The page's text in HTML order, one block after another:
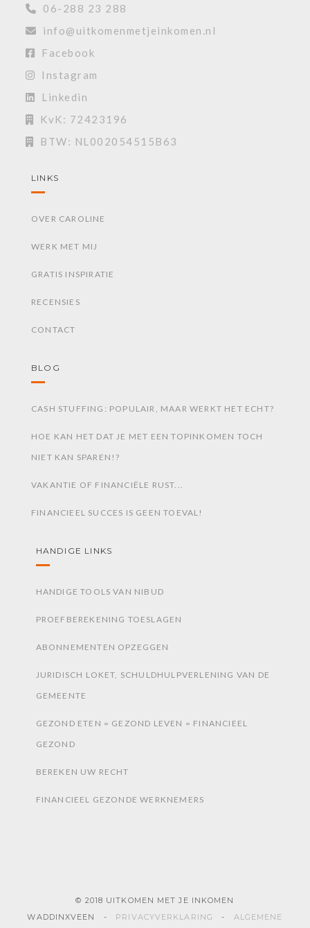
06-288 23 288
info@uitkomenmetjeinkomen.nl
Facebook
Instagram
Linkedin
KvK: 72423196
BTW: NL002054515B63
LINKS
OVER CAROLINE
WERK MET MIJ
GRATIS INSPIRATIE
RECENSIES
CONTACT
BLOG
CASH STUFFING: POPULAIR, MAAR WERKT HET ECHT?
HOE KAN HET DAT JE MET EEN TOPINKOMEN TOCH
NIET KAN SPAREN!?
VAKANTIE OF FINANCIËLE RUST...
FINANCIEEL SUCCES IS GEEN TOEVAL!
HANDIGE LINKS
HANDIGE TOOLS VAN NIBUD
PROEFBEREKENING TOESLAGEN
ABONNEMENTEN OPZEGGEN
JURIDISCH LOKET, SCHULDHULPVERLENING VAN DE
GEMEENTE
GEZOND ETEN = GEZOND LEVEN = FINANCIEEL
GEZOND
BEREKEN UW RECHT
FINANCIEEL GEZONDE WERKNEMERS
© 2018 UITKOMEN MET JE INKOMEN
WADDINXVEEN - PRIVACYVERKLARING - ALGEMENE